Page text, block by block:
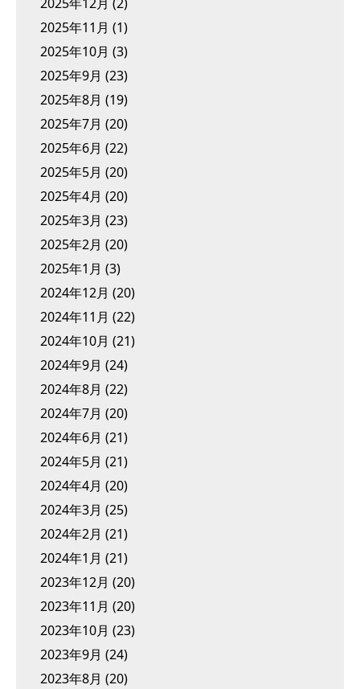
2025年12月 (2)
2025年11月 (1)
2025年10月 (3)
2025年9月 (23)
2025年8月 (19)
2025年7月 (20)
2025年6月 (22)
2025年5月 (20)
2025年4月 (20)
2025年3月 (23)
2025年2月 (20)
2025年1月 (3)
2024年12月 (20)
2024年11月 (22)
2024年10月 (21)
2024年9月 (24)
2024年8月 (22)
2024年7月 (20)
2024年6月 (21)
2024年5月 (21)
2024年4月 (20)
2024年3月 (25)
2024年2月 (21)
2024年1月 (21)
2023年12月 (20)
2023年11月 (20)
2023年10月 (23)
2023年9月 (24)
2023年8月 (20)